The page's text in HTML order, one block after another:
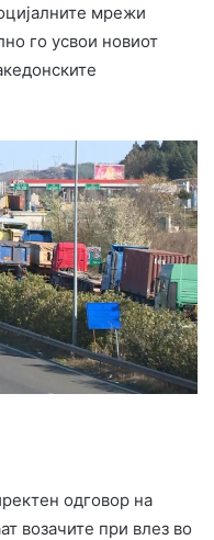
мрежи
го усвои новиот
одговор на
возачите при влез во